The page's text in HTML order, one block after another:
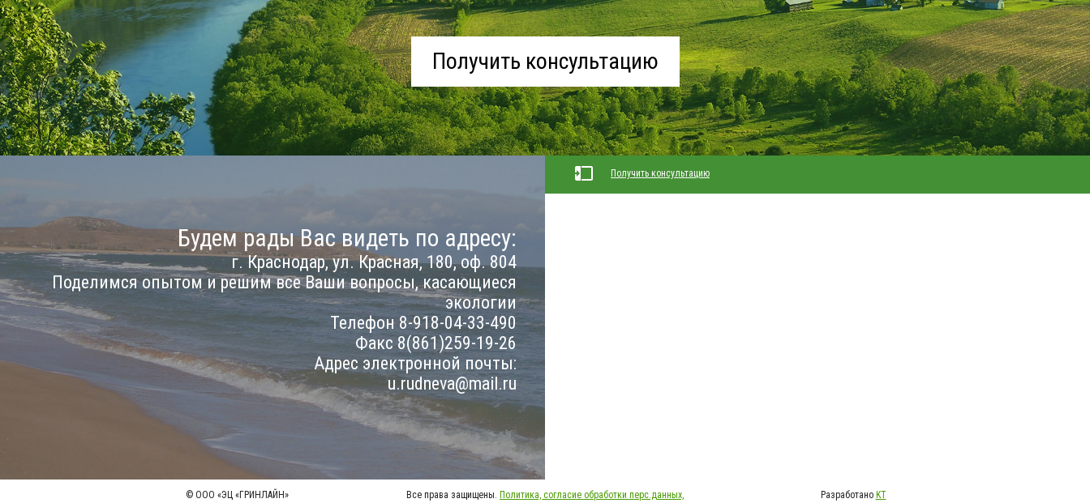
Получить консультацию
Будем рады Вас видеть по адресу:
г. Краснодар, ул. Красная, 180, оф. 804
Поделимся опытом и решим все Ваши вопросы, касающиеся
экологии
Телефон 8-918-04-33-490
Факс 8(861)259-19-26
Адрес электронной почты:
u.rudneva@mail.ru
Получить консультацию
© ООО «ЭЦ «ГРИНЛАЙН» Все права защищены. Политика, согласие обработки перс.данных, Разработано KT